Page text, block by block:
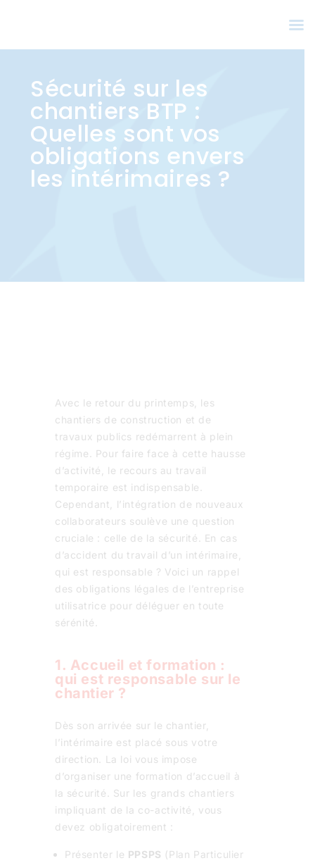
Sécurité sur les
chantiers BTP :
Quelles sont vos
obligations envers
les intérimaires ?
Avec le retour du printemps, les
chantiers de construction et de
travaux publics redémarrent à plein
régime. Pour faire face à cette hausse
d’activité, le recours au travail
temporaire est indispensable.
Cependant, l’intégration de nouveaux
collaborateurs soulève une question
cruciale : celle de la sécurité. En cas
d’accident du travail d’un intérimaire,
qui est responsable ? Voici un rappel
des obligations légales de l’entreprise
utilisatrice pour déléguer en toute
sérénité.
1. Accueil et formation :
qui est responsable sur le
chantier ?
Dès son arrivée sur le chantier,
l’intérimaire est placé sous votre
direction. La loi vous impose
d’organiser une formation d’accueil à
la sécurité. Sur les grands chantiers
impliquant de la co-activité, vous
devez obligatoirement :
Présenter le PPSPS (Plan Particulier